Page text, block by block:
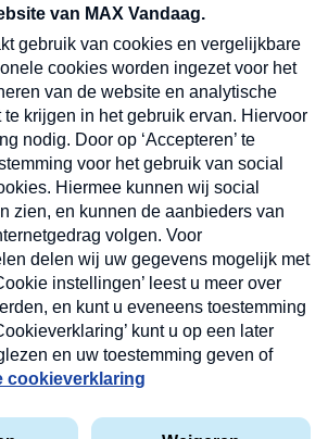
vrijdag- en dinsdagochtend in
Verzend
Cookieverklaring
abonnement op onze
vrijdag- en dinsdagochtend in uw